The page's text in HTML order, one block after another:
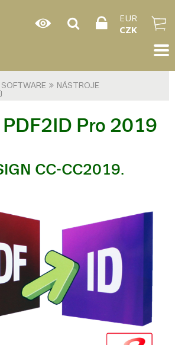
EUR
CZK
SOFTWARE
NÁSTROJE
PDF2ID Pro 2019
CC-CC2019.